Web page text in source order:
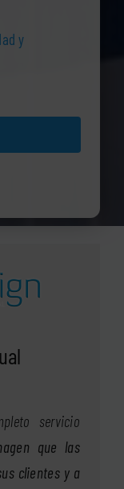
y
servicio
que las
clientes y a